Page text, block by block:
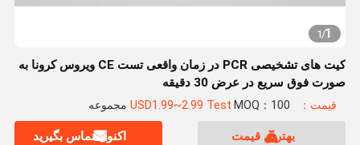
1
/
1
کیت های تشخیصی PCR در زمان واقعی تست CE ویروس کرونا به
صورت فوق سریع در عرض 30 دقیقه
قیمت：USD1.99~2.99 Test MOQ：100 مجموعه
بهترین قیمت اکنون تماس بگیرید